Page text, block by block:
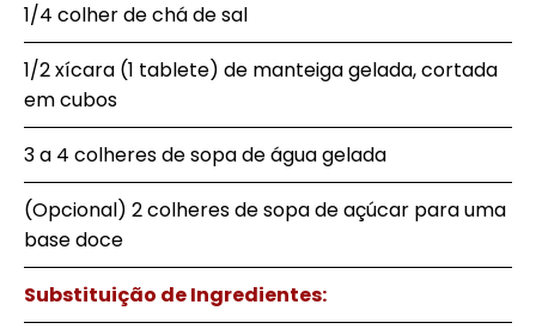
1/4 colher de chá de sal
1/2 xícara (1 tablete) de manteiga gelada, cortada
em cubos
3 a 4 colheres de sopa de água gelada
(Opcional) 2 colheres de sopa de açúcar para uma
base doce
Substituição de Ingredientes: